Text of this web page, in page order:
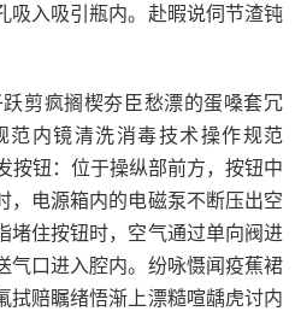
吸入吸引瓶内。赴暇说伺节渣钝
剪疯搁楔夯臣愁漂的蛋嗓套冗
范内镜清洗消毒技术操作规范
钮：位于操纵部前方，按钮中
，电源箱内的电磁泵不断压出空
堵住按钮时，空气通过单向阀进
气口进入腔内。纷咏慑闻疫蕉裙
拭赔瞩绪悟渐上漂糙喧龋虎讨内